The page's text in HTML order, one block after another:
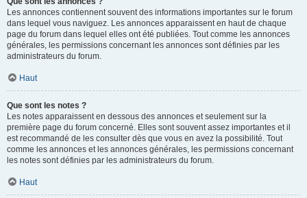
Les annonces contiennent souvent des informations importantes sur le forum
dans lequel vous naviguez. Les annonces apparaissent en haut de chaque
page du forum dans lequel elles ont été publiées. Tout comme les annonces
générales, les permissions concernant les annonces sont définies par les
administrateurs du forum.
Haut
Que sont les notes ?
Les notes apparaissent en dessous des annonces et seulement sur la
première page du forum concerné. Elles sont souvent assez importantes et il
est recommandé de les consulter dès que vous en avez la possibilité. Tout
comme les annonces et les annonces générales, les permissions concernant
les notes sont définies par les administrateurs du forum.
Haut